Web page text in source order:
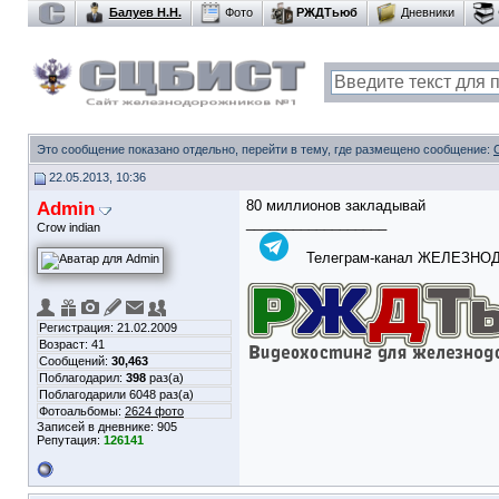
Балуев Н.Н. Фото РЖДТьюб Дневники
Это сообщение показано отдельно, перейти в тему, где размещено сообщение:
22.05.2013, 10:36
Admin
Crow indian
Регистрация: 21.02.2009
Возраст: 41
Сообщений: 30,463
Поблагодарил: 398 раз(а)
Поблагодарили 6048 раз(а)
Фотоальбомы: 2624 фото
Записей в дневнике: 905
Репутация: 126141
80 миллионов закладывай
Телеграм-канал